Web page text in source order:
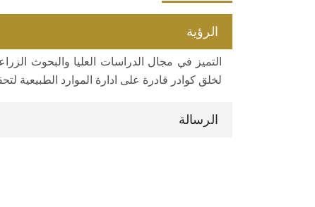
الرؤية
التميز في مجال الدراسات العليا والبحوث
لخلق كوادر قادرة على ادارة الموارد الطبيعية
الرسالة